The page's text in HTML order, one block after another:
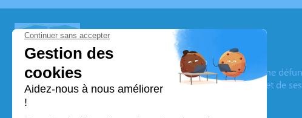
Pompes Funèbres Torrano
Nos équipes vous aident à honorer la mémoire de la personne
son souvenir dans le respect de ses volontés, de ses valeurs et de
son dernier voyage.